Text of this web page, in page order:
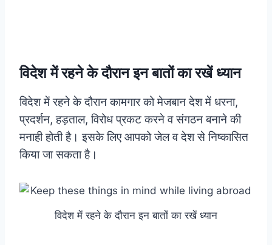
विदेश में रहने के दौरान इन बातों का रखें ध्यान
विदेश में रहने के दौरान कामगार को मेजबान देश में धरना,
प्रदर्शन, हड़ताल, विरोध प्रकट करने व संगठन बनाने की
मनाही होती है। इसके लिए आपको जेल व देश से निष्कासित
किया जा सकता है।
विदेश में रहने के दौरान इन बातों का रखें ध्यान